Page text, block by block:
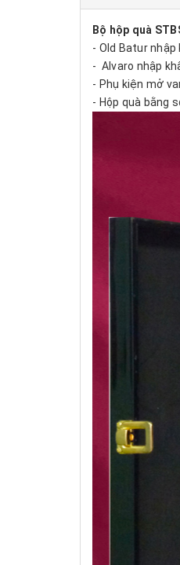
Bộ hộp quà
- Old Batur nhập
- Alvaro nhập
- Phụ kiện mở
- Hộp quà bằng